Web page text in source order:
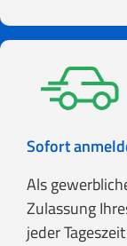
Sofort
Als
Zulassung
jeder